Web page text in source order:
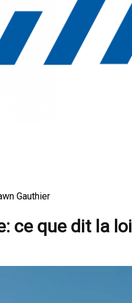
Gauthier
ce que dit la loi